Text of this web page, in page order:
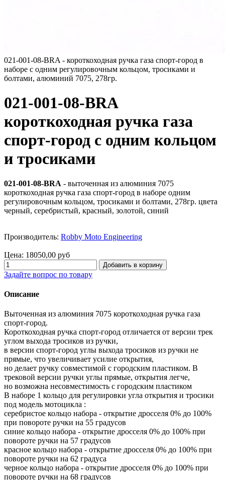
021-001-08-BRA - короткоходная ручка газа спорт-город в
наборе с одним регулировочным кольцом, тросиками и
болтами, алюминий 7075, 278гр.
021-001-08-BRA
короткоходная ручка газа
спорт-город с одним кольцом
и тросиками
021-001-08-BRA - выточенная из алюминия 7075
короткоходная ручка газа спорт-город в наборе одним
регулировочным кольцом, тросиками и болтами, 278гр. цвета
черный, серебристый, красный, золотой, синий
Производитель: Robby Moto Engineering
Цена: 18050,00 руб
Задайте вопрос по товару
Описание
Выточенная из алюминия 7075 короткоходная ручка газа
спорт-город.
Короткоходная ручка спорт-город отличается от версии трек
углом выхода тросиков из ручки,
в версии спорт-город углы выхода тросиков из ручки не
прямые, что увеличивает усилие открытия,
но делает ручку совместимой с городским пластиком. В
трековой версии ручки углы прямые, открытия легче,
но возможна несовместимость с городским пластиком
В наборе 1 кольцо для регулировки угла открытия и тросики
под модель мотоцикла :
серебристое кольцо набора - открытие дросселя 0% до 100%
при повороте ручки на 55 градусов
синие кольцо набора - открытие дросселя 0% до 100% при
повороте ручки на 57 градусов
красное кольцо набора - открытие дросселя 0% до 100% при
повороте ручки на 62 градуса
черное кольцо набора - открытие дросселя 0% до 100% при
повороте ручки на 68 градусов